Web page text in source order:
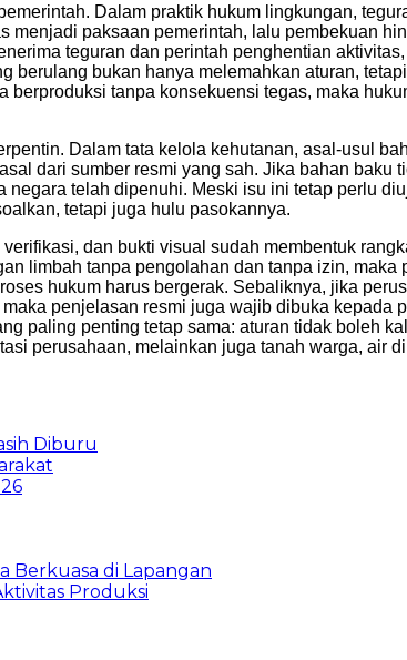
Dalam praktik hukum lingkungan,
paksaan pemerintah, lalu pembekuan
teguran dan perintah penghentian
bukan hanya melemahkan aturan,
tanpa konsekuensi tegas, maka
Dalam tata kelola kehutanan, asal-usul
dari sumber resmi yang sah. Jika bahan baku
telah dipenuhi. Meski isu ini tetap perlu
tetapi juga hulu pasokannya.
dan bukti visual sudah membentuk
limbah tanpa pengolahan dan tanpa izin, maka
hukum harus bergerak. Sebaliknya, jika
penjelasan resmi juga wajib dibuka kepada
paling penting tetap sama: aturan tidak boleh
perusahaan, melainkan juga tanah warga, air
Diburu
Berkuasa di Lapangan
Produksi